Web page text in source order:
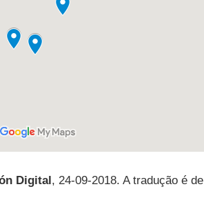
Digital, 24-09-2018. A tradução é de